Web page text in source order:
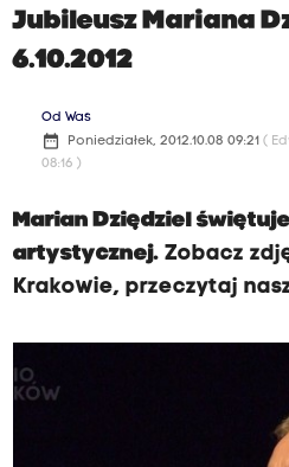
Jubileusz Mariana
6.10.2012
Od Was
date_range Poniedziałek, 2012.10.08 09:21 (
08:16 )
Marian Dziędziel
artystycznej.Zobacz
Krakowie, przeczytaj